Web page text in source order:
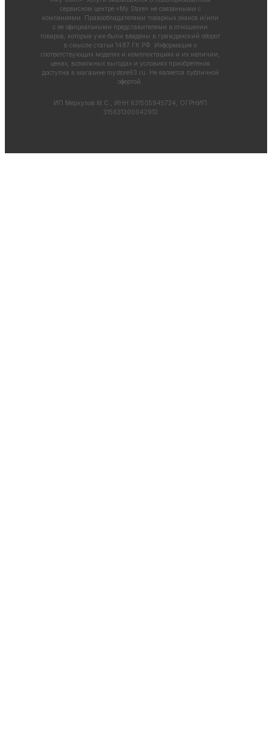
сервисном центре «My Store» не связанными с
компаниями. Правообладателями товарных знаков и/или
с ее официальными представителями в отношении
товаров, которые уже были введены в гражданский оборот
в смысле статьи 1487 ГК РФ. Информация о
соответствующих моделях и комплектациях и их наличии,
ценах, возможных выгодах и условиях приобретения
доступна в магазине mystore63.ru . Не является публичной
офертой.
ИП Меркулов М.С., ИНН 631505945724, ОГРНИП
315631300042912